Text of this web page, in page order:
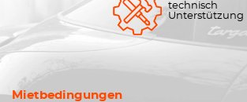
technisch
Unterstützung
Mietbedingungen